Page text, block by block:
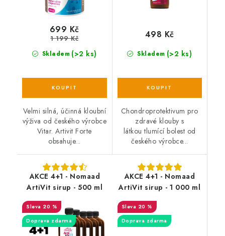
Skladem (>2 ks)
699 Kč
1 199 Kč
Velmi silná, účinná kloubní
výživa od českého výrobce
Vitar. Artivit Forte
obsahuje...
Skladem (>2 ks)
498 Kč
Chondroprotektivum pro
zdravé klouby s
látkou tlumící bolest od
českého výrobce...
AKCE 4+1 - Nomaad
ArtiVit sirup - 500 ml
20 %
Doprava zdarma
AKCE 4+1 - Nomaad
ArtiVit sirup - 1 000 ml
20 %
Doprava zdarma